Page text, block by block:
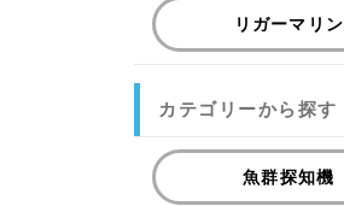
リガーマリン
カテゴリーから探す
魚群探知機